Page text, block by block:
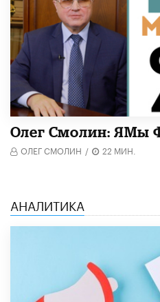
Олег Смолин: ЯМы
ОЛЕГ СМОЛИН / 22 МИН.
АНАЛИТИКА